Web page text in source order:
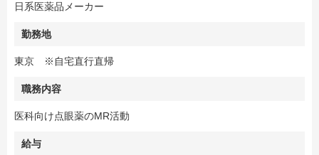
日系医薬品メーカー
勤務地
東京 ※自宅直行直帰
職務内容
医科向け点眼薬のMR活動
給与